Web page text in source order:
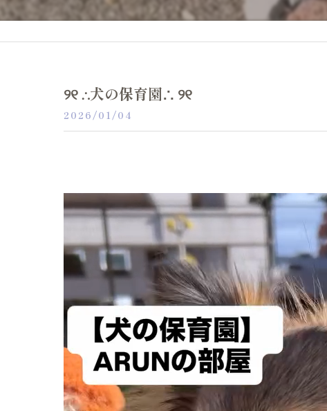
୨୧ ∴犬の保育園∴ ୨୧
2026/01/04